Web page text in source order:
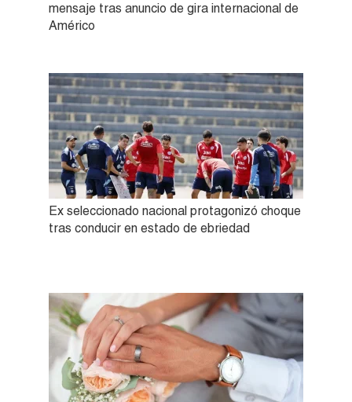
mensaje tras anuncio de gira internacional de
Américo
Ex seleccionado nacional protagonizó choque
tras conducir en estado de ebriedad